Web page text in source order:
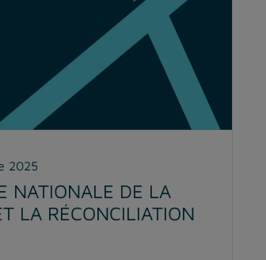
2025
NATIONALE DE LA
LA RÉCONCILIATION